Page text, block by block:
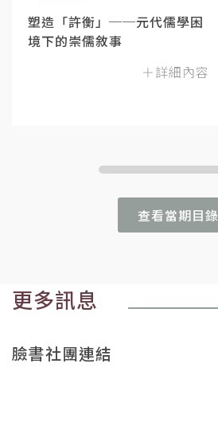
塑造「許衡」──元代儒學困
境下的崇儒敘事
＋詳細內容
查看當期目錄
更多訊息
臉書社團連結